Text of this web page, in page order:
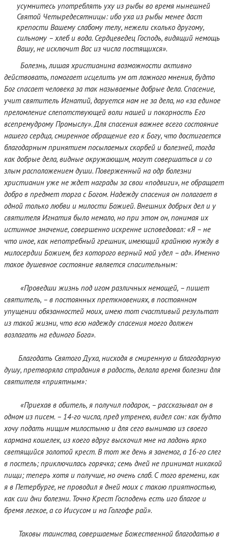
усумнитесь употреблять уху из рыбы во время нынешней
Святой Четыредесятницы: ибо уха из рыбы менее даст
крепости Вашему слабому телу, нежели сколько другому,
сильному – хлеб и вода. Сердцеведец Господь, видящий немощь
Вашу, не исключит Вас из числа постящихся».
Болезнь, лишая христианина возможности активно
действовать, помогает исцелить ум от ложного мнения, будто
Бог спасает человека за так называемые добрые дела. Спасение,
учит святитель Игнатий, даруется нам не за дела, но «за единое
преломление слепотствующей воли нашей и покорность Его
всепремудрому Промыслу». Для спасения важнее всего состояние
нашего сердца, смиренное обращение его к Богу, что достигается
благодарным принятием посылаемых скорбей и болезней, тогда
как добрые дела, видные окружающим, могут совершаться и со
злым расположением души. Поверженный на одр болезни
христианин уже не ждет награды за свои «подвиги», не обращает
добро в предмет торга с Богом. Надежду спасения он полагает в
одной только любви и милости Божией. Внешних добрых дел и у
святителя Игнатия было немало, но при этом он, понимая их
истинное значение, совершенно искренне исповедовал: «Я – не
что иное, как непотребный грешник, имеющий крайнюю нужду в
милосердии Божием, без которого верный мой удел – ад». Именно
такое душевное состояние является спасительным:
«Проведши жизнь под игом различных немощей, – пишет
святитель, – в постоянных преткновениях, в постоянном
упущении обязанностей моих, имею тот счастливый результат
из такой жизни, что всю надежду спасения моего должен
возлагать на единого Бога».
Благодать Святого Духа, нисходя в смиренную и благодарную
душу, претворяла страдания в радость, делала время болезни для
святителя «приятным»:
«Приехав в обитель, я получил подарок, – рассказывал он в
одном из писем. – 14-го числа, пред утренею, видел сон: как будто
хочу подать нищим милостыню и для сего вынимаю из своего
кармана кошелек, из коего вдруг выскочил мне на ладонь ярко
светящийся золотой крест. В тот же день я занемог, а 16-го слег
в постель; приключилась горячка; семь дней не принимал никакой
пищи; теперь хотя и получше, но очень слаб. С того времени, как
я в Петербурге, не проводил я дней моих с такою приятностью,
как сии дни болезни. Точно Крест Господень есть иго благое и
бремя легкое, а со Иисусом и на Голгофе рай».
Таковы таинства, совершаемые Божественной благодатью в